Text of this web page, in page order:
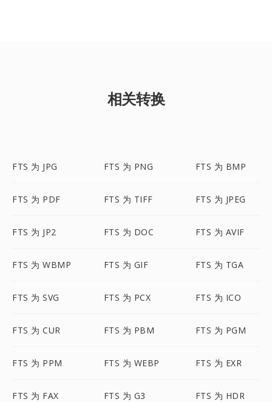
相关转换
FTS 为 JPG FTS 为 PNG FTS 为 BMP
FTS 为 PDF FTS 为 TIFF FTS 为 JPEG
FTS 为 JP2 FTS 为 DOC FTS 为 AVIF
FTS 为 WBMP FTS 为 GIF FTS 为 TGA
FTS 为 SVG FTS 为 PCX FTS 为 ICO
FTS 为 CUR FTS 为 PBM FTS 为 PGM
FTS 为 PPM FTS 为 WEBP FTS 为 EXR
FTS 为 FAX FTS 为 G3 FTS 为 HDR